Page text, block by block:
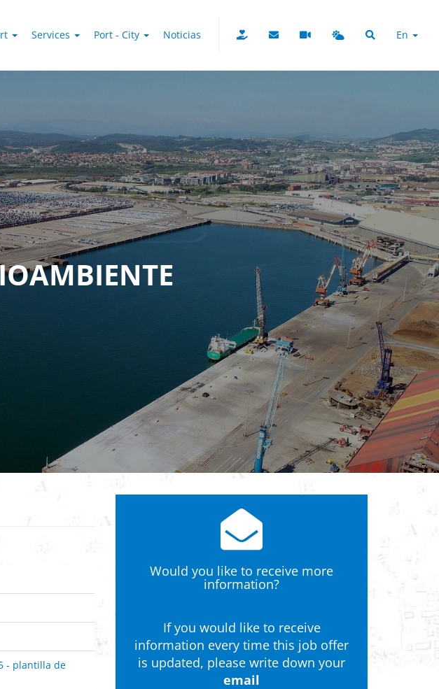
En
Services Port - City Noticias
- plantilla de
Would you like to receive more
information?
If you would like to receive
information every time this job offer
is updated, please write down your
email